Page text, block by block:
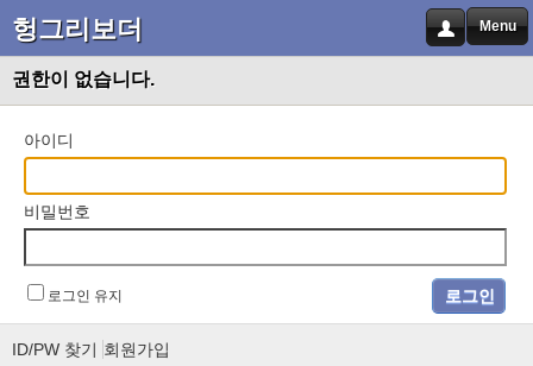
헝그리보더 Menu
권한이 없습니다.
아이디
비밀번호
로그인 유지
ID/PW 찾기 회원가입